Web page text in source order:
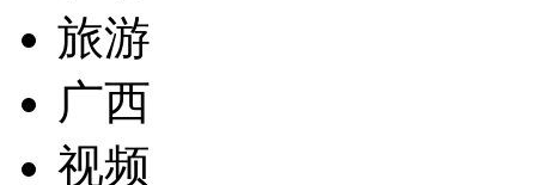
旅游
广西
视频